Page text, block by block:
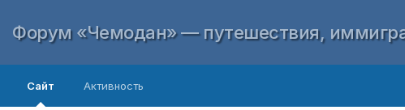
Форум «Чемодан» — путешествия,
Сайт Активность